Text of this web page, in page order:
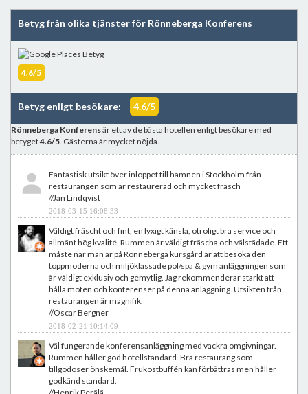
Betyg från olika tjänster för Rönneberga Konferens
4.6/5
Betyg enligt besökare: 4.6/5
Rönneberga Konferensär ett av de bästa hotellen enligt besökare med
betyget4.6/5 . Gästerna är mycket nöjda.
Fantastisk utsikt över inloppet till hamnen i Stockholm från
restaurangen som är restaurerad och mycket fräsch
//Jan Lindqvist
2018-03-15 16:08:33
Väldigt fräscht och fint, en lyxigt känsla, otroligt bra service och
allmänt hög kvalité. Rummen är väldigt fräscha och välstädade. Ett
måste när man är på Rönneberga kursgård är att besöka den
toppmoderna och miljöklassade pol/spa & gym anläggningen som
är väldigt exklusiv och gemytlig. Jag rekommenderar starkt att
hålla möten och konferenser på denna anläggning. Utsikten från
restaurangen är magnifik.
//Oscar Bergner
2018-02-21 10:14:09
Väl fungerande konferensanläggning med vackra omgivningar.
Rummen håller god hotellstandard. Bra restaurang som
tillgodoser önskemål. Frukostbuffén kan förbättras men håller
godkänd standard.